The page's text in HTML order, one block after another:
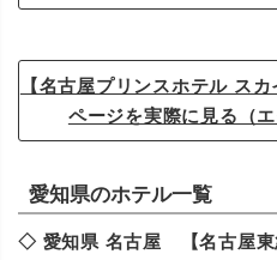
【名古屋プリンスホテル ス
ページを実際に見る（
愛知県のホテル一覧
◇ 愛知県 名古屋 【名古屋東